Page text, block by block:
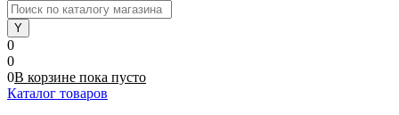
0
0
0В корзине пока пусто
Каталог товаров